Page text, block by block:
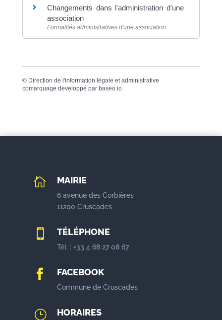
Changements dans l'administration d'une
association
Formalités administratives d'une association
© Direction de l'information légale et administrative
comarquage developpé par baseo.io
 MAIRIE
6 avenue des Corbières
11200 Cruscades
 TÉLÉPHONE
Tél. : +33 4 68 27 08 67
 FACEBOOK
Commune de Cruscades
} HORAIRES